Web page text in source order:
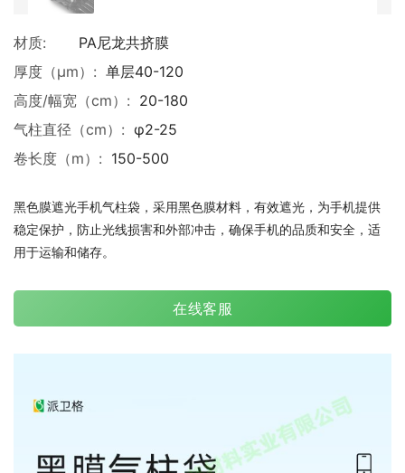
材质:
PA尼龙共挤膜
厚度（μm）: 单层40-120
高度/幅宽（cm）: 20-180
气柱直径（cm）: φ2-25
卷长度（m）: 150-500
黑色膜遮光手机气柱袋，采用黑色膜材料，有效遮光，为手机提供
稳定保护，防止光线损害和外部冲击，确保手机的品质和安全，适
用于运输和储存。
在线客服